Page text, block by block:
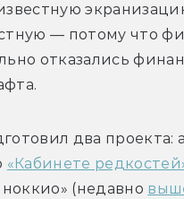
— потому что
отказались
два проекта:
«Кабинете
(недавно